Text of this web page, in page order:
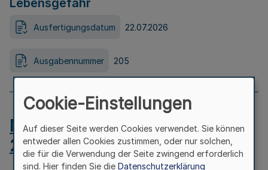
Lebensgefahr
Ausfertigungsdatum 22.07.2026
Ausgabennummer 205
MB.NRW 2026 Nr. 204 vom
24.07.2026
Cookie-Einstellungen
Auf dieser Seite werden Cookies verwendet. Sie können
entweder allen Cookies zustimmen, oder nur solchen,
die für die Verwendung der Seite zwingend erforderlich
sind. Hier finden Sie die Datenschutzerklärung